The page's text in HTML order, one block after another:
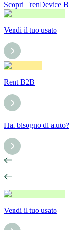
Scopri TrenDevice
Vendi il tuo usato
Rent B2B
Hai bisogno di
Vendi il tuo usato